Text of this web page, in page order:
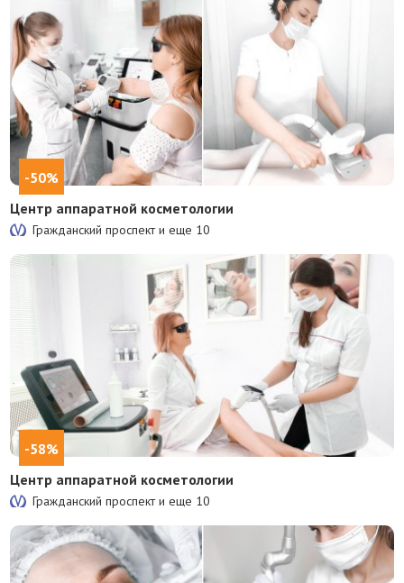
-50%
Центр аппаратной косметологии
Гражданский проспект и еще 10
-58%
Центр аппаратной косметологии
Гражданский проспект и еще 10